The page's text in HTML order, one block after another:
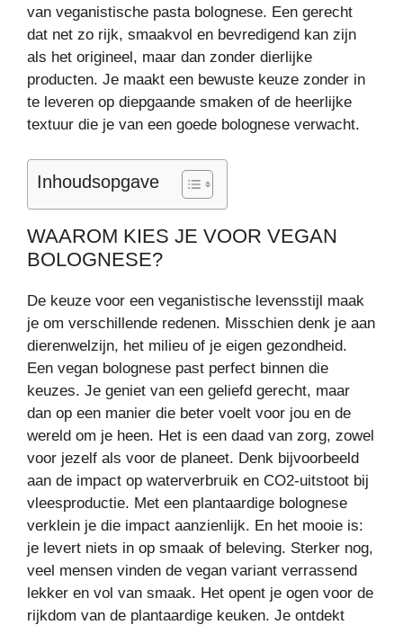
van veganistische pasta bolognese. Een gerecht
dat net zo rijk, smaakvol en bevredigend kan zijn
als het origineel, maar dan zonder dierlijke
producten. Je maakt een bewuste keuze zonder in
te leveren op diepgaande smaken of de heerlijke
textuur die je van een goede bolognese verwacht.
Inhoudsopgave
WAAROM KIES JE VOOR VEGAN
BOLOGNESE?
De keuze voor een veganistische levensstijl maak
je om verschillende redenen. Misschien denk je aan
dierenwelzijn, het milieu of je eigen gezondheid.
Een vegan bolognese past perfect binnen die
keuzes. Je geniet van een geliefd gerecht, maar
dan op een manier die beter voelt voor jou en de
wereld om je heen. Het is een daad van zorg, zowel
voor jezelf als voor de planeet. Denk bijvoorbeeld
aan de impact op waterverbruik en CO2-uitstoot bij
vleesproductie. Met een plantaardige bolognese
verklein je die impact aanzienlijk. En het mooie is:
je levert niets in op smaak of beleving. Sterker nog,
veel mensen vinden de vegan variant verrassend
lekker en vol van smaak. Het opent je ogen voor de
rijkdom van de plantaardige keuken. Je ontdekt